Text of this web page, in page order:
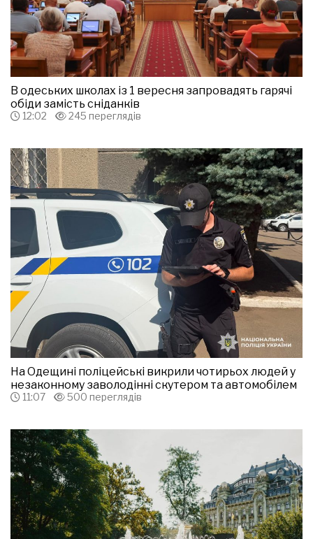
В одеських школах із 1 вересня запровадять гарячі
обіди замість сніданків
12:02 245 переглядів
На Одещині поліцейські викрили чотирьох людей у
незаконному заволодінні скутером та автомобілем
11:07 500 переглядів